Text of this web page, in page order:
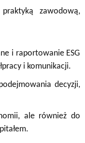
zawodową,
i raportowanie ESG
i komunikacji.
decyzji,
ale również do